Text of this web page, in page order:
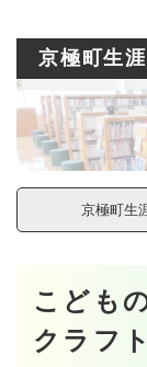
京極町生
京極町生
こども
クラフ